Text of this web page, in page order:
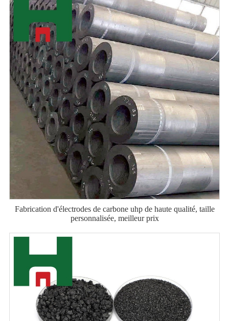
Fabrication d'électrodes de carbone uhp de haute qualité, taille
personnalisée, meilleur prix